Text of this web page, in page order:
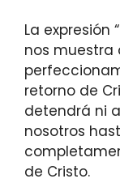
La expresión
nos muestra
retorno de
detendrá ni
nosotros
de Cristo.